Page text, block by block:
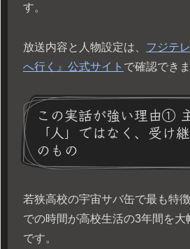
す。
放送内容と人物設定は、 フジテ
へ行く』公式サイト で確認できま
この実話が強い理由①
「人」ではなく、受け
のもの
若狭高校の宇宙サバ缶で最も特
での時間が高校生活の3年間を大
です。